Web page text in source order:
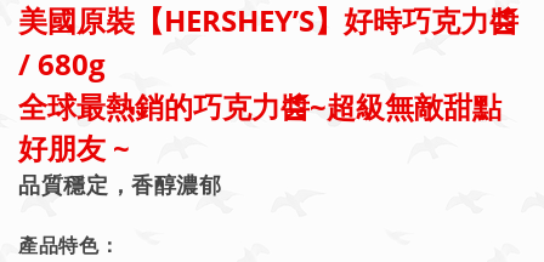
美國原裝【HERSHEY’S】好時巧克力醬
/ 680g
全球最熱銷的巧克力醬~超級無敵甜點
好朋友 ~
品質穩定，香醇濃郁
產品特色：